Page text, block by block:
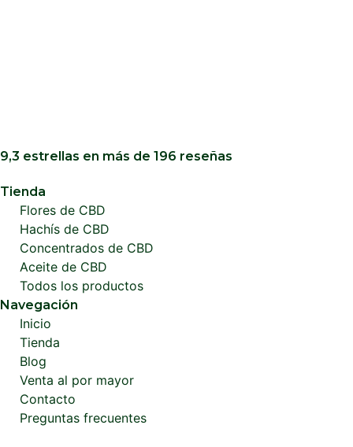
9,3 estrellas en más de 196 reseñas
Tienda
Flores de CBD
Hachís de CBD
Concentrados de CBD
Aceite de CBD
Todos los productos
Navegación
Inicio
Tienda
Blog
Venta al por mayor
Contacto
Preguntas frecuentes